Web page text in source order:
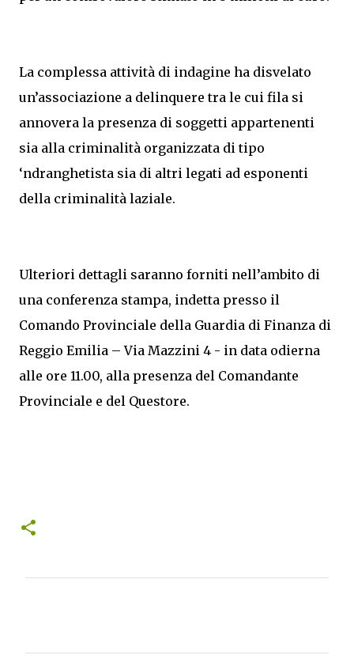
La complessa attività di indagine ha disvelato
un’associazione a delinquere tra le cui fila si
annovera la presenza di soggetti appartenenti
sia alla criminalità organizzata di tipo
‘ndranghetista sia di altri legati ad esponenti
della criminalità laziale.
Ulteriori dettagli saranno forniti nell’ambito di
una conferenza stampa, indetta presso il
Comando Provinciale della Guardia di Finanza di
Reggio Emilia – Via Mazzini 4 - in data odierna
alle ore 11.00, alla presenza del Comandante
Provinciale e del Questore.